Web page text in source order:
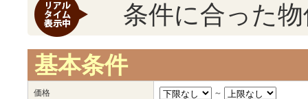
条件に合った
基本条件
価格 ～